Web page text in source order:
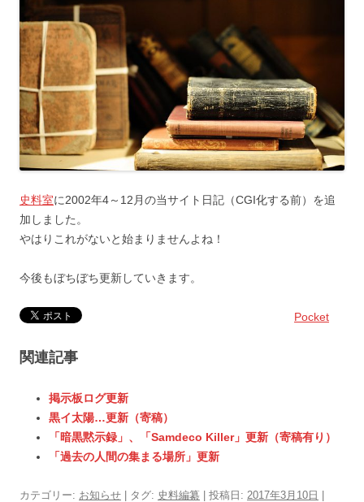
史料室に2002年4～12月の当サイト日記（CGI化する前）を追
加しました。
やはりこれがないと始まりませんよね！
今後もぼちぼち更新していきます。
Pocket
関連記事
掲示板ログ更新
黒イ太陽…更新（寄稿）
「暗黒黙示録」、「Samdeco Killer」更新（寄稿有り）
「過去の人間の集まる場所」更新
カテゴリー: お知らせ | タグ: 史料編纂 | 投稿日: 2017年3月10日